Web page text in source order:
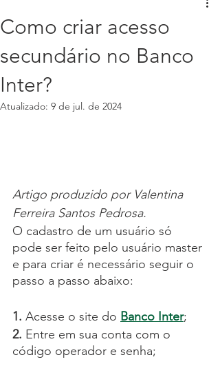
Como criar acesso
secundário no Banco
Inter?
Atualizado: 9 de jul. de 2024
Artigo produzido por Valentina
Ferreira Santos Pedrosa.
O cadastro de um usuário só
pode ser feito pelo usuário master
e para criar é necessário seguir o
passo a passo abaixo:
1. Acesse o site do Banco Inter;
2. Entre em sua conta com o
código operador e senha;